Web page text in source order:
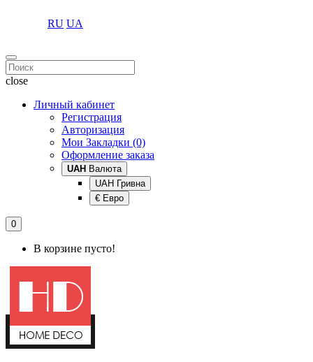
RU UA
close
Личный кабинет
Регистрация
Авторизация
Мои Закладки (0)
Оформление заказа
UAH Валюта
UAH Гривна
€ Евро
0
В корзине пусто!